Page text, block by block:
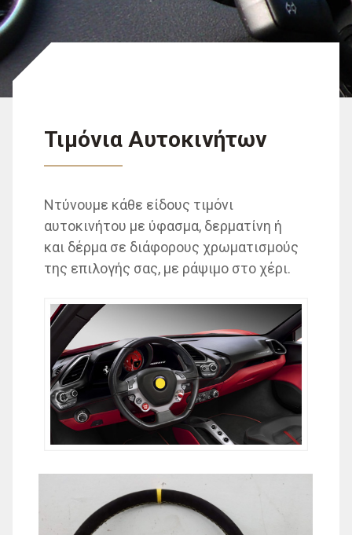
Τιμόνια Αυτοκινήτων
Ντύνουμε κάθε είδους τιμόνι
αυτοκινήτου με ύφασμα, δερματίνη ή
και δέρμα σε διάφορους χρωματισμούς
της επιλογής σας, με ράψιμο στο χέρι.